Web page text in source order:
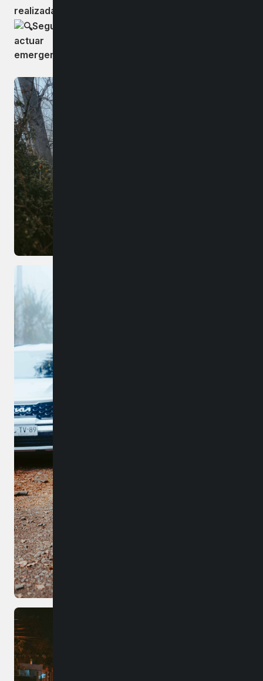
realizadas en El Progreso.
Seguimos monitoreando el territorio para
actuar con oportunidad ante cualquier
emergencia.